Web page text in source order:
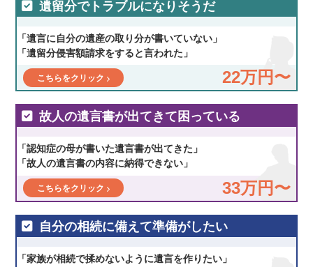
遺留分でトラブルになりそうだ
「遺言に自分の遺産の取り分が書いていない」
「遺留分侵害額請求をすると言われた」
22万円〜
こちらをクリック
故人の遺言書が出てきて困っている
「認知症の母が書いた遺言書が出てきた」
「故人の遺言書の内容に納得できない」
33万円〜
こちらをクリック
自分の相続に備えて準備がしたい
「家族が相続で揉めないように遺言を作りたい」